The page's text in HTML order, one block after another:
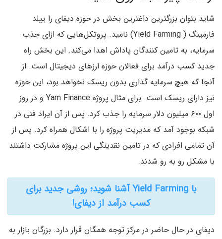
شاید بتوان بزرگترین داغترین بخش در حوزه دیفای را ییلد
فارمینگ ( Yield Farming) نامید. پروتکل‌هایی که ازای جذب
سرمایه، به تامین کنندگان پاداش اهدا می‌کند. این بخش راه
جدید کسب درآمد برای فعالان حوزه ارزهای دیجیتال است. از
آنجا که هیچ سرمایه گذاری بدون ریسک نخواهد بود، این حوزه
نیز دارای ریسک است. برای مثال پروژه Yam Finance و در روز
اول ۶۰۰ میلیون دلار سرمایه را جذب کرد. پس از آن ایراد فنی در
شبکه بوجود آمد که مدیریت پروژه را با اشکال همراه کرد. پس از
آن تمامی افرادی که در تامین نقدینگی این پروژه مشارکت داشتند
با مشکل رو به رو شدند.
با Yield Farming آشنا شوید؛ روشی جدید برای
کسب درآمد از دیفای!
دیفای در حال حاضر در مرکز توجه همگان قرار دارد. بزرگان بازار به